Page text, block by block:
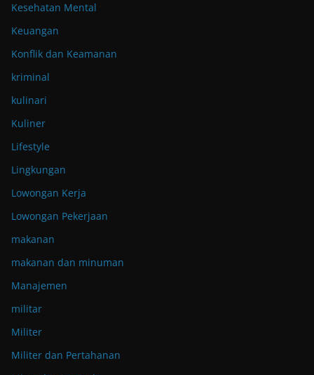
Kesehatan Mental
Keuangan
Konflik dan Keamanan
kriminal
kulinari
Kuliner
Lifestyle
Lingkungan
Lowongan Kerja
Lowongan Pekerjaan
makanan
makanan dan minuman
Manajemen
militar
Militer
Militer dan Pertahanan